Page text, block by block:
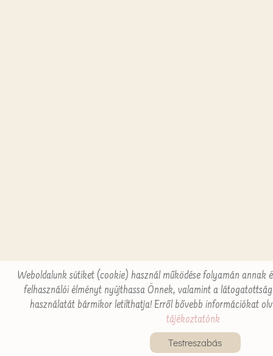
Testreszabás
Weboldalunk sütiket (cookie) használ működése folyamán annak
felhasználói élményt nyújthassa Önnek, valamint a
használatát bármikor letilthatja! Erről bővebb információkat
tájékoztatónk